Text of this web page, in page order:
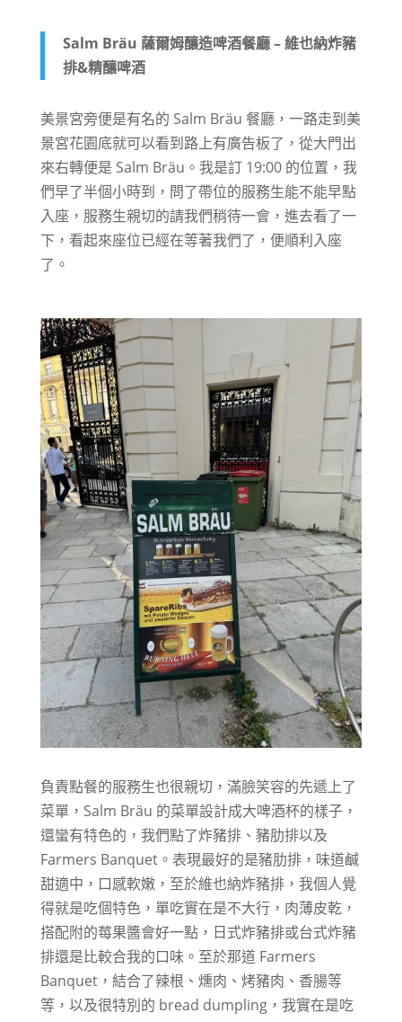
Salm Bräu 薩爾姆釀造啤酒餐廳 – 維也納炸豬
排&精釀啤酒
美景宮旁便是有名的 Salm Bräu 餐廳，一路走到美
景宮花園底就可以看到路上有廣告板了，從大門出
來右轉便是 Salm Bräu。我是訂 19:00 的位置，我
們早了半個小時到，問了帶位的服務生能不能早點
入座，服務生親切的請我們稍待一會，進去看了一
下，看起來座位已經在等著我們了，便順利入座
了。
負責點餐的服務生也很親切，滿臉笑容的先遞上了
菜單，Salm Bräu 的菜單設計成大啤酒杯的樣子，
還蠻有特色的，我們點了炸豬排、豬肋排以及
Farmers Banquet。表現最好的是豬肋排，味道鹹
甜適中，口感軟嫩，至於維也納炸豬排，我個人覺
得就是吃個特色，單吃實在是不大行，肉薄皮乾，
搭配附的莓果醬會好一點，日式炸豬排或台式炸豬
排還是比較合我的口味。至於那道 Farmers
Banquet，結合了辣根、燻肉、烤豬肉、香腸等
等，以及很特別的 bread dumpling，我實在是吃